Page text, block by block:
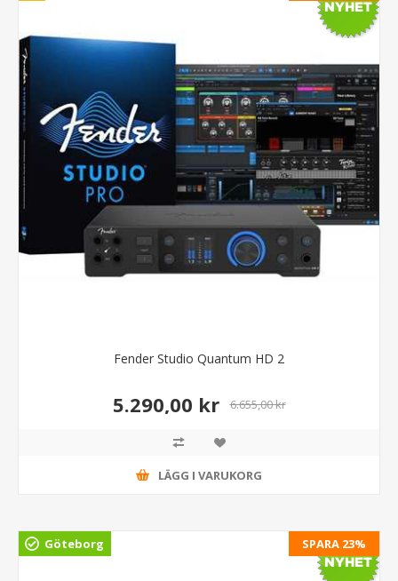
Fender Studio Quantum HD 2
5.290,00 kr 6.655,00 kr
LÄGG I VARUKORG
SPARA 23%
Göteborg